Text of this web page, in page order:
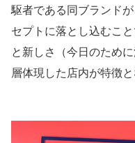
駆者である同ブランド
セプトに落とし込むこ
と新しさ（今日のため
層体現した店内が特徴と